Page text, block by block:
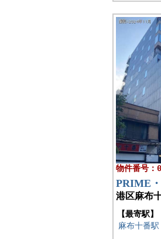
物件番号：
PRIME
港区麻布
【最寄駅】
麻布十番駅